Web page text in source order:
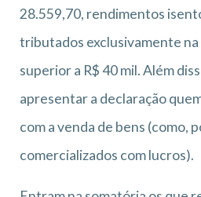
28.559,70, rendimentos
tributados exclusivamente
superior a R$ 40 mil. Além
apresentar a declaração
com a venda de bens (como,
comercializados com lucros).